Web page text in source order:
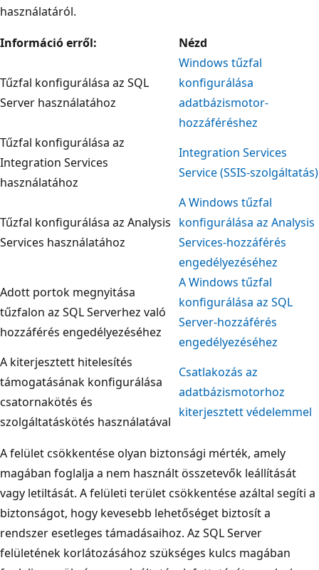
használatáról.
Információ erről:
Nézd
Tűzfal konfigurálása az SQL
Server használatához
Windows tűzfal
konfigurálása
adatbázismotor-
hozzáféréshez
Tűzfal konfigurálása az
Integration Services
használatához
Integration Services
Service (SSIS-szolgáltatás)
Tűzfal konfigurálása az Analysis
Services használatához
A Windows tűzfal
konfigurálása az Analysis
Services-hozzáférés
engedélyezéséhez
Adott portok megnyitása
tűzfalon az SQL Serverhez való
hozzáférés engedélyezéséhez
A Windows tűzfal
konfigurálása az SQL
Server-hozzáférés
engedélyezéséhez
A kiterjesztett hitelesítés
támogatásának konfigurálása
csatornakötés és
szolgáltatáskötés használatával
Csatlakozás az
adatbázismotorhoz
kiterjesztett védelemmel
A felület csökkentése olyan biztonsági mérték, amely
magában foglalja a nem használt összetevők leállítását
vagy letiltását. A felületi terület csökkentése azáltal segíti a
biztonságot, hogy kevesebb lehetőséget biztosít a
rendszer esetleges támadásaihoz. Az SQL Server
felületének korlátozásához szükséges kulcs magában